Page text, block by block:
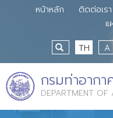
หน้าหลัก ติดต่อเรา
แ
TH
A
กรมท่าอากา
DEPARTMENT OF